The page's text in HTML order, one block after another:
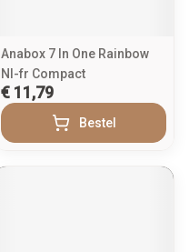
Anabox 7 In One Rainbow
Nl-fr Compact
€ 11,79
Bestel